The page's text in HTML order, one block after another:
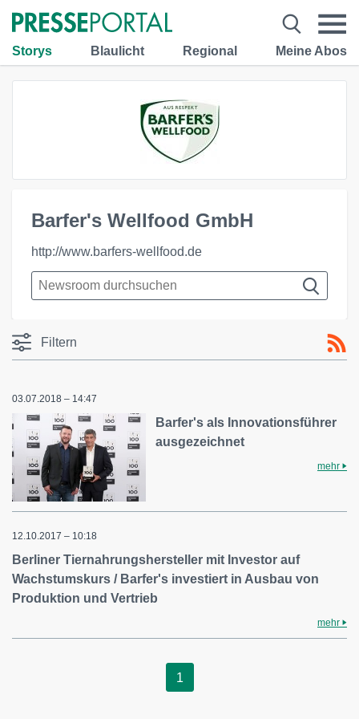
Storys Blaulicht Regional Meine Abos
Barfer's Wellfood GmbH
http://www.barfers-wellfood.de
Filtern
03.07.2018 – 14:47
Barfer's als Innovationsführer
ausgezeichnet
mehr
12.10.2017 – 10:18
Berliner Tiernahrungshersteller mit Investor auf
Wachstumskurs / Barfer's investiert in Ausbau von
Produktion und Vertrieb
mehr
1